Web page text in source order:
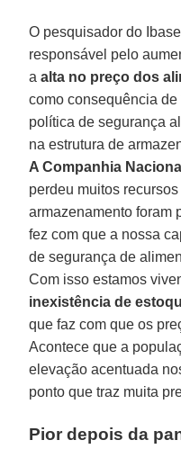
O pesquisador do
responsável pelo
aalta no preço dos
como consequência de
política de segurança
na estrutura de
A Companhia
perdeu muitos
armazenamento foram
fez com que a nossa
de segurança de
Com isso estamos
inexistência de
que faz com que os
Acontece que a
elevação acentuada
ponto que traz muita
Pior depois da